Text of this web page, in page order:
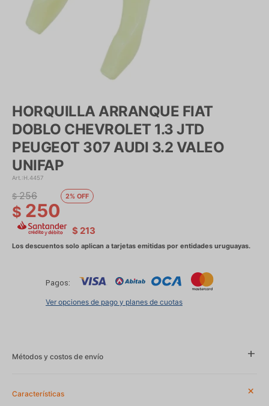
HORQUILLA ARRANQUE FIAT
DOBLO CHEVROLET 1.3 JTD
PEUGEOT 307 AUDI 3.2 VALEO
UNIFAP
H.4457
$ 250
$ 256 2
$ 213
Pagos:
Ver opciones de pago y planes de cuotas
Métodos y costos de envío
Características